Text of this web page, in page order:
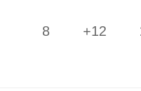
8 +12